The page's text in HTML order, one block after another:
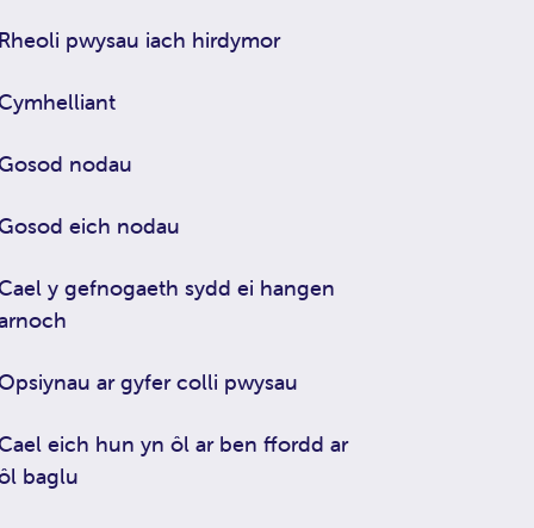
pwysau iach hirdymor
nodau
eich nodau
y gefnogaeth sydd ei hangen
ar gyfer colli pwysau
eich hun yn ôl ar ben ffordd ar
baglu